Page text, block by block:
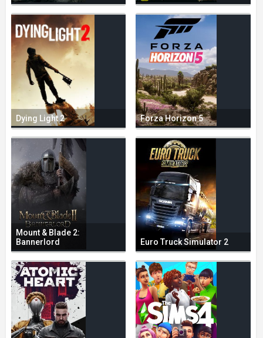
Dying Light 2 Forza Horizon 5
Mount & Blade 2:
Bannerlord
Euro Truck Simulator 2